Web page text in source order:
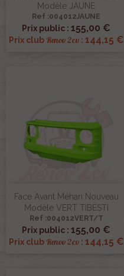
Modèle JAUNE
Ref :004012JAUNE
Prix public : 155,00 €
Prix club Renov 2cv: 144,15 €
Face Avant Méhari Nouveau
Modèle VERT TIBESTI
Ref :004012VERT/T
Prix public : 155,00 €
Prix club Renov 2cv: 144,15 €